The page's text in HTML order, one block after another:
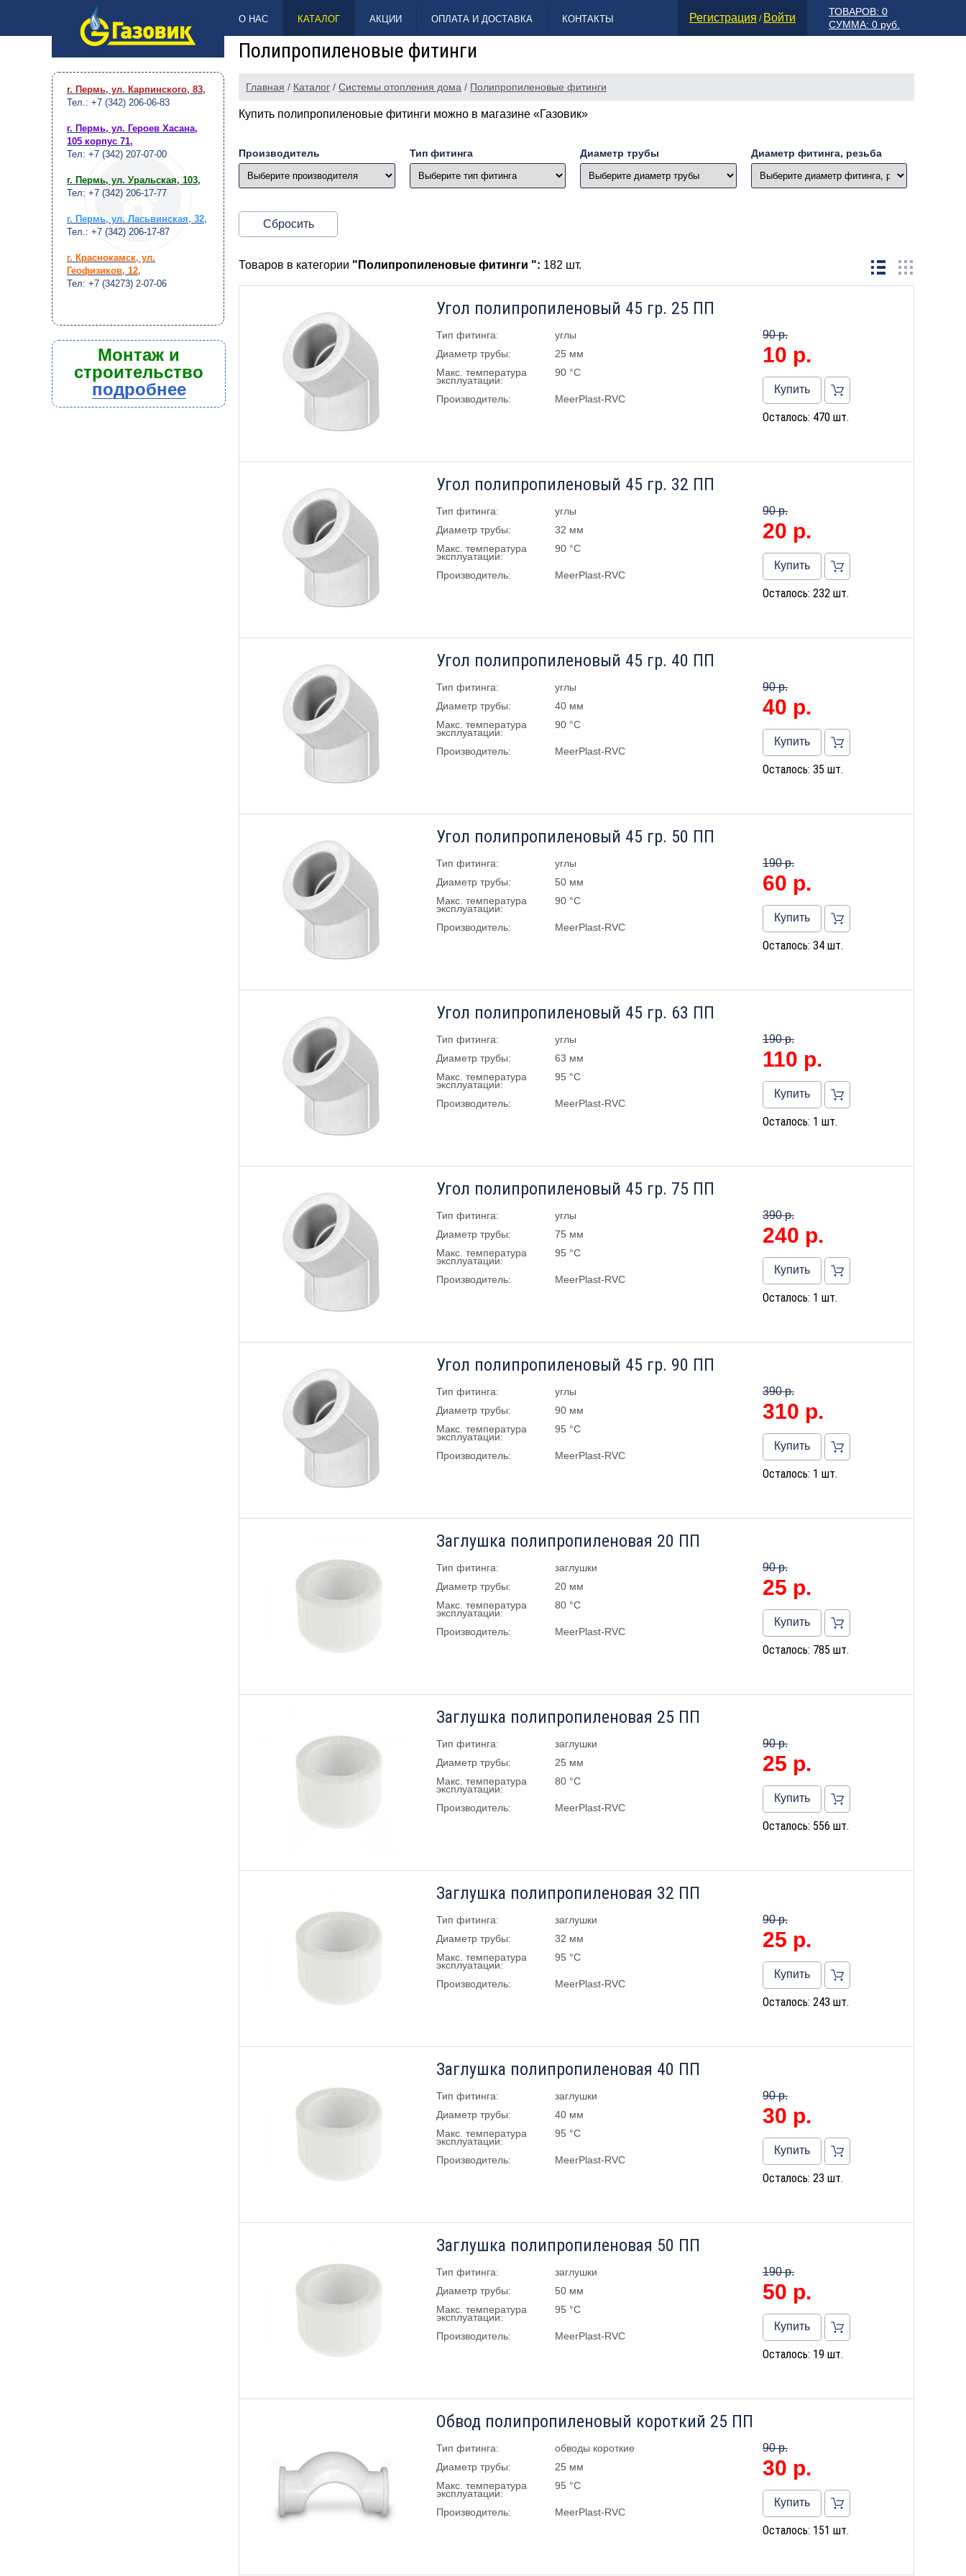
НАВЕРХ
О НАС КАТАЛОГ АКЦИИ ОПЛАТА И ДОСТАВКА КОНТАКТЫ
ТОВАРОВ: 0
СУММА: 0 руб.
Регистрация / Войти
Полипропиленовые фитинги
Главная / Каталог / Системы отопления дома / Полипропиленовые фитинги
Купить полипропиленовые фитинги можно в магазине «Газовик»
Производитель Тип фитинга Диаметр трубы Диаметр фитинга, резьба
Сбросить
Товаров в категории "Полипропиленовые фитинги ": 182 шт.
Угол полипропиленовый 45 гр. 25 ПП
Тип фитинга:
углы
Диаметр трубы:
25 мм
Макс. температура
эксплуатации:
90 °C
Производитель: MeerPlast-RVC
90 р.
10 р.
Купить
Осталось: 470 шт.
Угол полипропиленовый 45 гр. 32 ПП
Тип фитинга:
углы
Диаметр трубы:
32 мм
Макс. температура
эксплуатации:
90 °C
Производитель: MeerPlast-RVC
90 р.
20 р.
Купить
Осталось: 232 шт.
Угол полипропиленовый 45 гр. 40 ПП
Тип фитинга:
углы
Диаметр трубы:
40 мм
Макс. температура
эксплуатации:
90 °C
Производитель: MeerPlast-RVC
90 р.
40 р.
Купить
Осталось: 35 шт.
Угол полипропиленовый 45 гр. 50 ПП
Тип фитинга:
углы
Диаметр трубы:
50 мм
Макс. температура
эксплуатации:
90 °C
Производитель: MeerPlast-RVC
190 р.
60 р.
Купить
Осталось: 34 шт.
Угол полипропиленовый 45 гр. 63 ПП
Тип фитинга:
углы
Диаметр трубы:
63 мм
Макс. температура
эксплуатации:
95 °C
Производитель: MeerPlast-RVC
190 р.
110 р.
Купить
Осталось: 1 шт.
Угол полипропиленовый 45 гр. 75 ПП
Тип фитинга:
углы
Диаметр трубы:
75 мм
Макс. температура
эксплуатации:
95 °C
Производитель: MeerPlast-RVC
390 р.
240 р.
Купить
Осталось: 1 шт.
Угол полипропиленовый 45 гр. 90 ПП
Тип фитинга:
углы
Диаметр трубы:
90 мм
Макс. температура
эксплуатации:
95 °C
Производитель: MeerPlast-RVC
390 р.
310 р.
Купить
Осталось: 1 шт.
Заглушка полипропиленовая 20 ПП
Тип фитинга:
заглушки
Диаметр трубы:
20 мм
Макс. температура
эксплуатации:
80 °C
Производитель: MeerPlast-RVC
90 р.
25 р.
Купить
Осталось: 785 шт.
Заглушка полипропиленовая 25 ПП
Тип фитинга:
заглушки
Диаметр трубы:
25 мм
Макс. температура
эксплуатации:
80 °C
Производитель: MeerPlast-RVC
90 р.
25 р.
Купить
Осталось: 556 шт.
Заглушка полипропиленовая 32 ПП
Тип фитинга:
заглушки
Диаметр трубы:
32 мм
Макс. температура
эксплуатации:
95 °C
Производитель: MeerPlast-RVC
90 р.
25 р.
Купить
Осталось: 243 шт.
Заглушка полипропиленовая 40 ПП
Тип фитинга:
заглушки
Диаметр трубы:
40 мм
Макс. температура
эксплуатации:
95 °C
Производитель: MeerPlast-RVC
90 р.
30 р.
Купить
Осталось: 23 шт.
Заглушка полипропиленовая 50 ПП
Тип фитинга:
заглушки
Диаметр трубы:
50 мм
Макс. температура
эксплуатации:
95 °C
Производитель: MeerPlast-RVC
190 р.
50 р.
Купить
Осталось: 19 шт.
Обвод полипропиленовый короткий 25 ПП
Тип фитинга:
обводы короткие
Диаметр трубы:
25 мм
Макс. температура
эксплуатации:
95 °C
Производитель: MeerPlast-RVC
90 р.
30 р.
Купить
Осталось: 151 шт.
г. Пермь, ул. Карпинского, 83,
Тел.: +7 (342) 206-06-83
г. Пермь, ул. Героев Хасана,
105 корпус 71,
Тел: +7 (342) 207-07-00
г. Пермь, ул. Уральская, 103,
Тел: +7 (342) 206-17-77
г. Пермь, ул. Ласьвинская, 32,
Тел.: +7 (342) 206-17-87
г. Краснокамск, ул.
Геофизиков, 12,
Тел: +7 (34273) 2-07-06
Монтаж и
строительство
подробнее